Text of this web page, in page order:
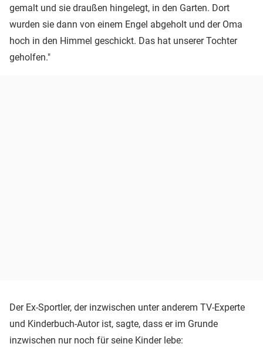
gemalt und sie draußen hingelegt, in den Garten. Dort
wurden sie dann von einem Engel abgeholt und der Oma
hoch in den Himmel geschickt. Das hat unserer Tochter
geholfen."
Der Ex-Sportler, der inzwischen unter anderem TV-Experte
und Kinderbuch-Autor ist, sagte, dass er im Grunde
inzwischen nur noch für seine Kinder lebe: